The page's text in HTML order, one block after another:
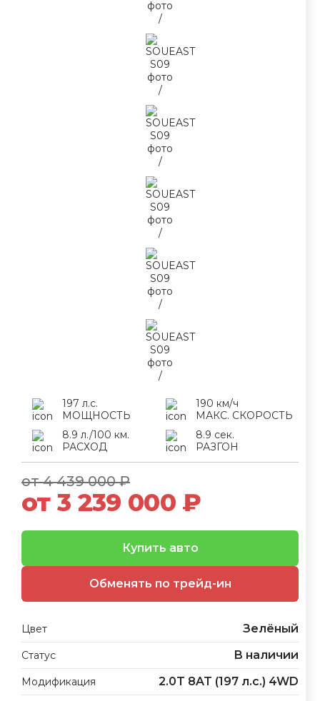
от 4 439 000 ₽
от 3 239 000 ₽
Обменять по трейд-ин
Купить авто
Цвет Зелёный
Статус В наличии
Модификация 2.0T 8AT (197 л.с.) 4WD
197 л.с.
МОЩНОСТЬ
190 км/ч
МАКС. СКОРОСТЬ
8.9 л./100 км.
РАСХОД
8.9 сек.
РАЗГОН